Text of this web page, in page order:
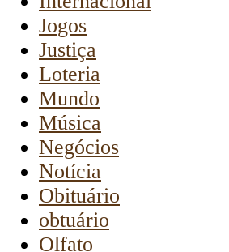
Jogos
Justiça
Loteria
Mundo
Música
Negócios
Notícia
Obituário
obtuário
Olfato